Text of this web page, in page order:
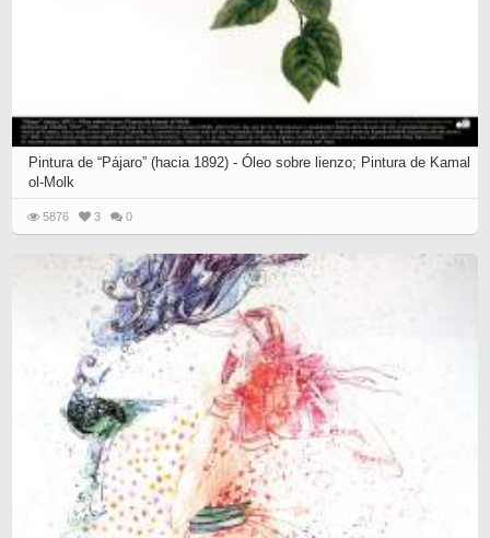
Pintura de “Pájaro” (hacia 1892) - Óleo sobre lienzo; Pintura de Kamal
ol-Molk
5876 3 0